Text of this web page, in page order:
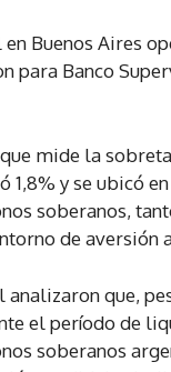
Buenos Aires
para Banco
mide la
1,8% y se ubicó
soberanos,
de aversión
analizaron que,
el período de
soberanos